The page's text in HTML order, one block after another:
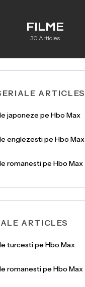
FILME
30 Articles
ARTICLES
japoneze pe Hbo Max
englezesti pe Hbo Max
romanesti pe Hbo Max
ARTICLES
turcesti pe Hbo Max
romanesti pe Hbo Max